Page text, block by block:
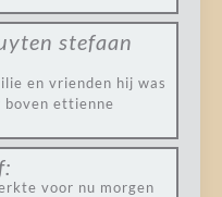
stefaan
en vrienden hij was
boven ettienne
voor nu morgen